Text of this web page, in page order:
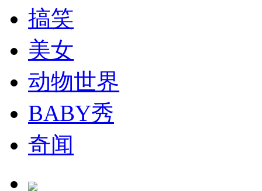
消防员救轻生者
司机酒驾遇交警 急速倒车逃窜
搞笑
美女
动物世界
BABY秀
奇闻